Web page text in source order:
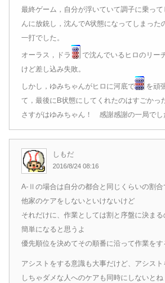
最終ゲーム，自分が浮いていて調子に乗っ
んに放銃し，沈んでA状態になってしまった
一打でした。
オーラス，ドラ で沈んでいるヒロのリー
けど差し込み失敗。
しかし，ゆみちゃんがヒロに河底で
を頑
て，最後にB状態にしてくれたのはすごかっ
さすがはゆみちゃん！ 感謝感謝の一局でし
しもだ
2016/8/24 08:16
A-Ⅱの場合は自分の都合と同じくらいの割合
他家のケアをしないといけないけど
それだけに、作業としては割と序盤に決まる
簡単になると思うよ
優先順位を決めてその順番に沿って作業をす
アシストをする意識も大事だけど、アシスト
しちゃダメな人へのケアも同時にしないとね